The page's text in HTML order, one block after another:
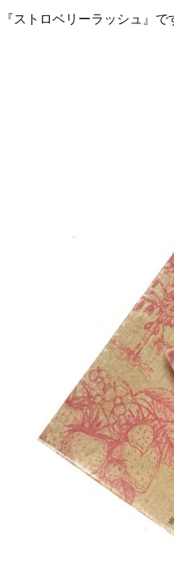
『ストロベリーラッシュ』で